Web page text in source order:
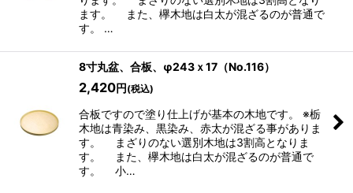
ます。 また、欅木地は白太が混ざるのが普通で
す。 …
8寸丸盆、合板、φ243ｘ17（No.116）
2,420円(税込)
合板ですので塗り仕上げが基本の木地です。 ※栃
木地は青染み、黒染み、赤太が混ざる事がありま
す。 まざりのない選別木地は3割高となりま
す。 また、欅木地は白太が混ざるのが普通で
す。 小…